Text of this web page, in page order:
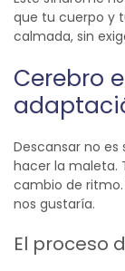
que tu cuerpo y
calmada, sin
Cerebro
Descansar no
hacer la maleta.
cambio de ritmo.
nos gustaría.
El proceso